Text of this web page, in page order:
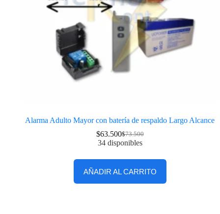
Alarma Adulto Mayor con batería de respaldo Largo Alcance
$73.500
$63.500
34 disponibles
AÑADIR AL CARRITO